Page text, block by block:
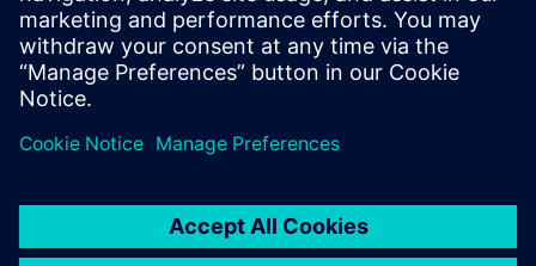
example for your purchasing department, then please click the
link below. You first need to provide some personal details and
after this a quotation will be emailed to you.
Provide Quotation